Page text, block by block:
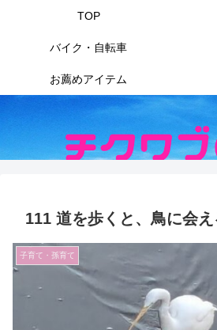
TOP
バイク・自転車
お薦めアイテム
111 道を歩くと、鳥に会え
子育て・孫育て